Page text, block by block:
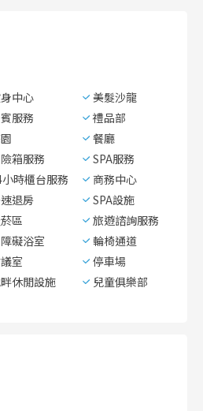
中心
美髮沙龍
服務
禮品部
餐廳
箱服務
SPA服務
時櫃台服務
商務中心
退房
SPA設施
區
旅遊諮詢服務
礙浴室
輪椅通道
室
停車場
休閒設施
兒童俱樂部